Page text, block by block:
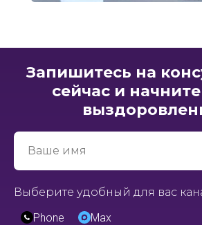
Запишитесь на
сейчас и
Ваше имя
Выберите удобный для вас
Phone
Max